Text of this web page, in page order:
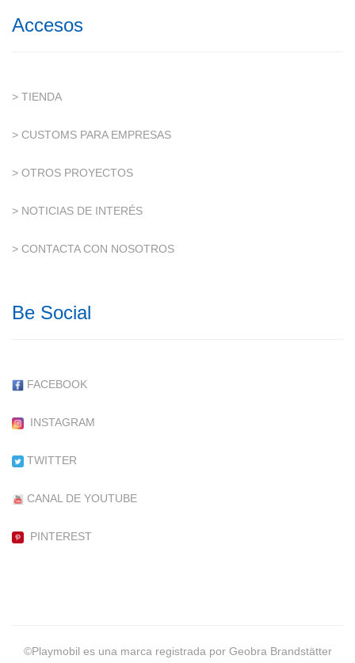
Accesos
> TIENDA
> CUSTOMS PARA EMPRESAS
> OTROS PROYECTOS
> NOTICIAS DE INTERÉS
> CONTACTA CON NOSOTROS
Be Social
FACEBOOK
INSTAGRAM
TWITTER
CANAL DE YOUTUBE
PINTEREST
©Playmobil es una marca registrada por Geobra Brandstätter